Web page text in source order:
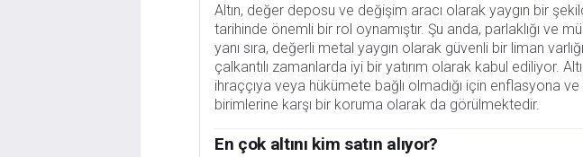
Altın, değer deposu ve değişim aracı olarak yaygın bir
tarihinde önemli bir rol oynamıştır. Şu anda, parlaklığı ve
yanı sıra, değerli metal yaygın olarak güvenli bir liman
çalkantılı zamanlarda iyi bir yatırım olarak kabul ediliyor.
ihraççıya veya hükümete bağlı olmadığı için enflasyona
birimlerine karşı bir koruma olarak da görülmektedir.
En çok altını kim satın alıyor?